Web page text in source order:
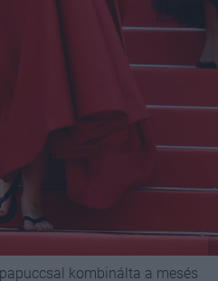
kombinálta a mesés